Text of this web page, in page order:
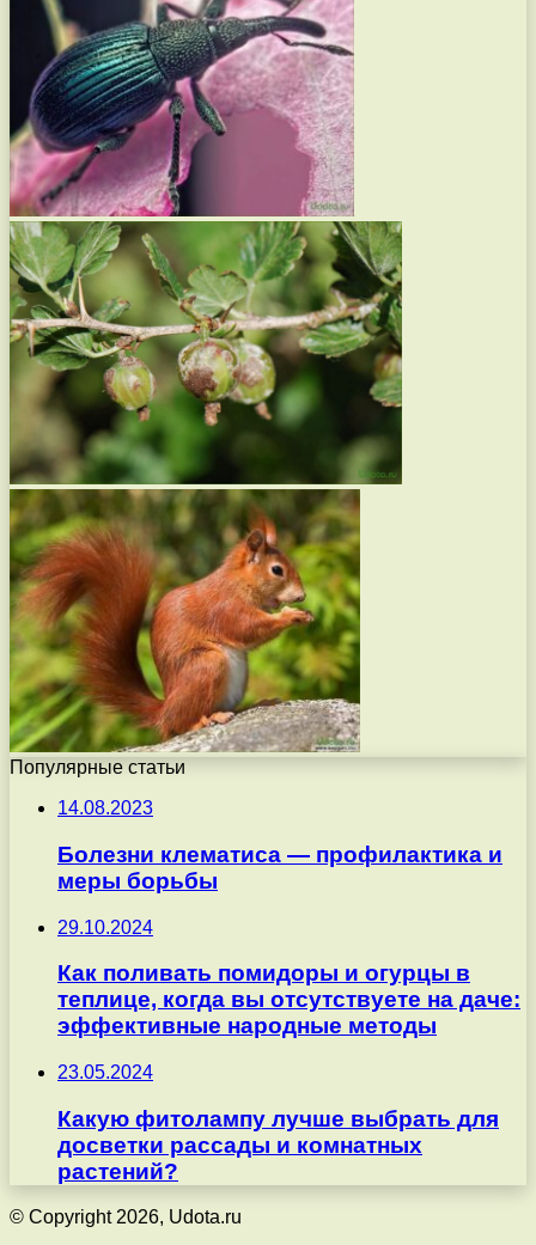
Популярные статьи
14.08.2023
Болезни клематиса — профилактика и
меры борьбы
29.10.2024
Как поливать помидоры и огурцы в
теплице, когда вы отсутствуете на даче:
эффективные народные методы
23.05.2024
Какую фитолампу лучше выбрать для
досветки рассады и комнатных
растений?
© Copyright 2026, Udota.ru